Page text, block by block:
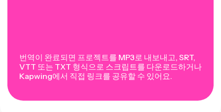
번역이 완료되면 프로젝트를 MP3로 내보내고, SRT,
VTT 또는 TXT 형식으로 스크립트를 다운로드하거나
Kapwing에서 직접 링크를 공유할 수 있어요.